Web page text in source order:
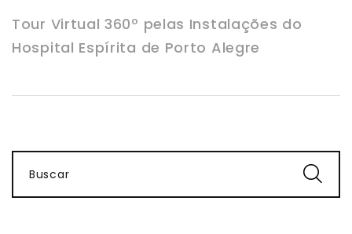
Tour Virtual 360º pelas Instalações do
Hospital Espírita de Porto Alegre
Buscar